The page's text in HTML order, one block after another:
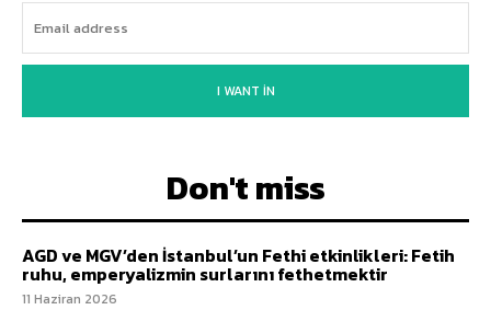
I WANT IN
Don't miss
AGD ve MGV’den İstanbul’un Fethi etkinlikleri: Fetih
ruhu, emperyalizmin surlarını fethetmektir
11 Haziran 2026